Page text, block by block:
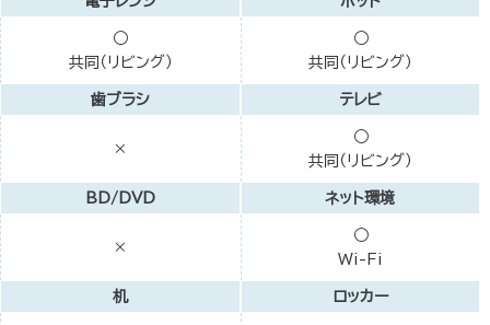
○
共同（リビング）
○
共同（リビング）
歯ブラシ
×
テレビ
○
共同（リビング）
BD/DVD
×
ネット環境
○
Wi-Fi
机 ロッカー